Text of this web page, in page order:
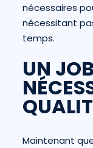
nécessaires
nécessitant
temps.
UN
Maintenant